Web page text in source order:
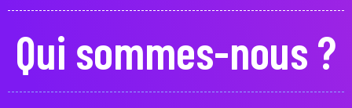
Qui sommes-nous ?